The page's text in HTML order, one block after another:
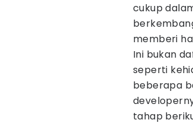
cukup
memberi
Ini bukan
seperti
beberapa
tahap